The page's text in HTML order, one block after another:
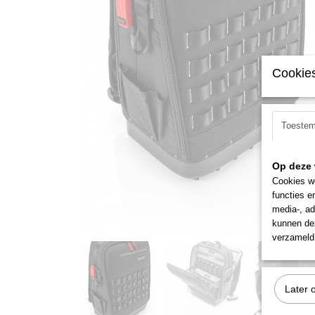
Op
Cookies
functies
media-,
kunnen
Later